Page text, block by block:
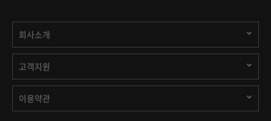
회사소개
고객지원
이용약관